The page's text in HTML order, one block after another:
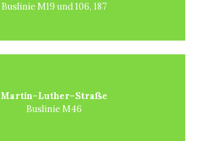
Buslinie M19 und 106, 187
Martin–Luther–Straße
Buslinie M46